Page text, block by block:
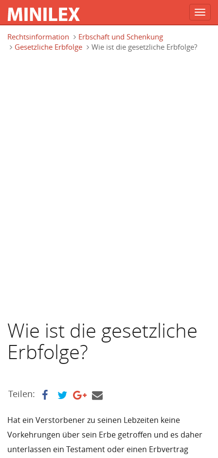
Rechtsinformation
Erbschaft und Schenkung
Gesetzliche Erbfolge
Wie ist die gesetzliche Erbfolge?
Wie ist die gesetzliche
Erbfolge?
Teilen:
Hat ein Verstorbener zu seinen Lebzeiten keine
Vorkehrungen über sein Erbe getroffen und es daher
unterlassen ein Testament oder einen Erbvertrag